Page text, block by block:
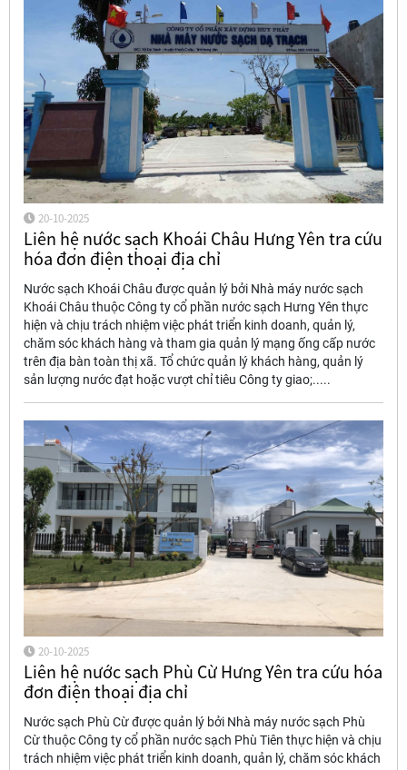
20-10-2025
Liên hệ nước sạch Khoái Châu Hưng Yên tra cứu
hóa đơn điện thoại địa chỉ
Nước sạch Khoái Châu được quản lý bởi Nhà máy nước sạch
Khoái Châu thuộc Công ty cổ phần nước sạch Hưng Yên thực
hiện và chịu trách nhiệm việc phát triển kinh doanh, quản lý,
chăm sóc khách hàng và tham gia quản lý mạng ống cấp nước
trên địa bàn toàn thị xã. Tổ chức quản lý khách hàng, quản lý
sản lượng nước đạt hoặc vượt chỉ tiêu Công ty giao;.....
20-10-2025
Liên hệ nước sạch Phù Cừ Hưng Yên tra cứu hóa
đơn điện thoại địa chỉ
Nước sạch Phù Cừ được quản lý bởi Nhà máy nước sạch Phù
Cừ thuộc Công ty cổ phần nước sạch Phù Tiên thực hiện và chịu
trách nhiệm việc phát triển kinh doanh, quản lý, chăm sóc khách